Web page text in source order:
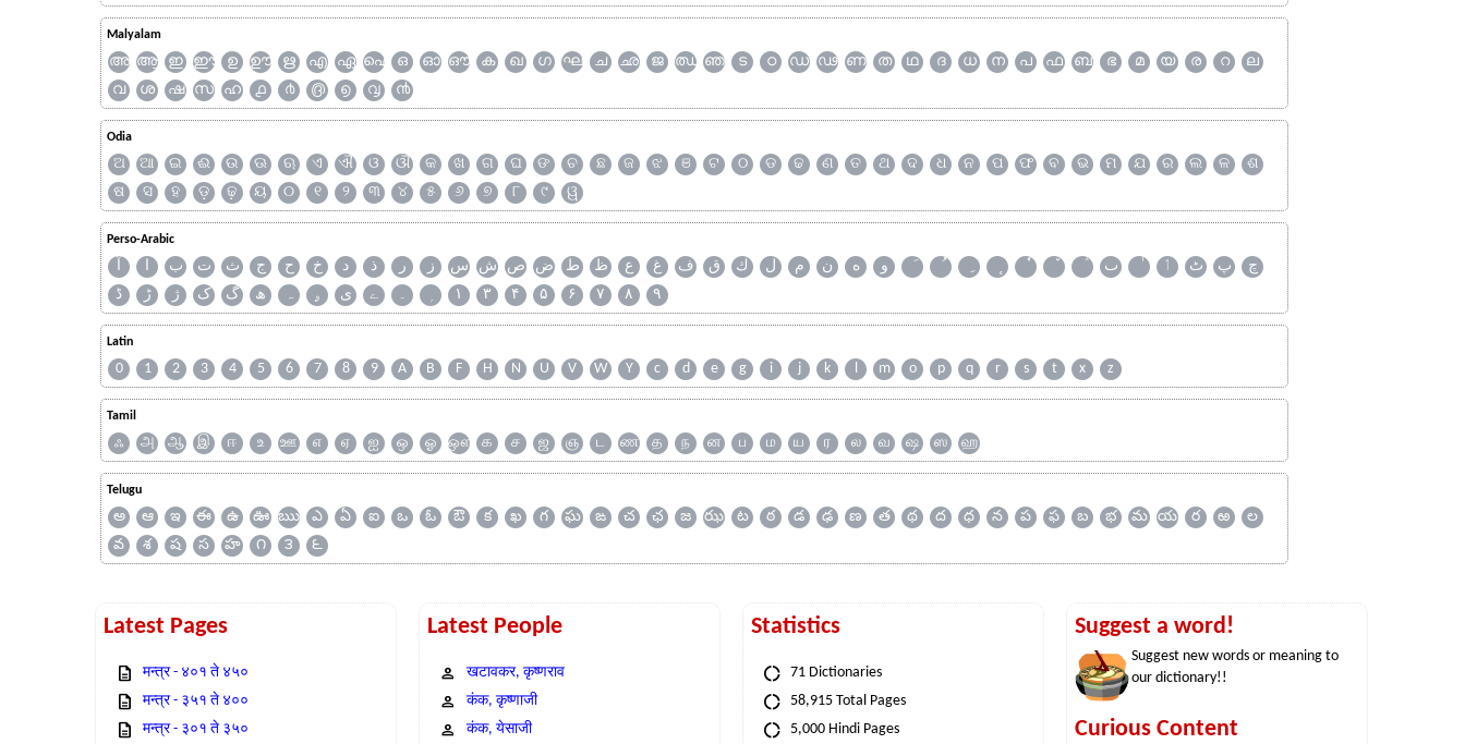
Malyalam
അ ആ ഇ ഈ ഉ ഊ ഋ എ ഏ ഐ ഒ ഓ ഔ ക ഖ ഗ ഘ ച ഛ ജ ഝ ഞ ട ഠ ഡ ഢ ണ ത ഥ ദ ധ ന പ ഫ ബ ഭ മ യ ര റ
ല
വ
ശ ഷ സ ഹ ൧ ൪ ൫ ൭ ൮ ൯
Odia
ଅ ଆ ଇ ଈ ଉ ଊ ଋ ଏ ଐ ଓ ଔ କ ଖ ଗ ଘ ଙ ଚ ଛ ଜ ଝ ଞ ଟ ଠ ଡ ଢ ଣ ତ ଥ ଦ ଧ ନ ପ ଫ ବ ଭ ମ ଯ ର ଲ ଳ
ଶ
ଷ
ସ ହ ଡ଼ ଢ଼ ୟ ୦ ୧ ୨ ୩ ୪ ୫ ୬ ୭ ୮ ୯ ୱ
Perso-Arabic
آ ا ب ت ث ج ح خ د ذ ر ز س ش ص ض ط ظ ع غ ف ق ك ل م ن ه و ٮ ٲ ٹ پ
چ
ڈ
ڑ ژ ک گ ھ ہ ۄ ی ے ۔ ۱ ۳ ۴ ۵ ۶ ۷ ۸ ۹
Latin
0 1 2 3 4 5 6 7 8 9 A B F H N U V W Y c d e g i j k l m o p q r s t x z
Tamil
ஃ அ ஆ இ ஈ உ ஊ எ ஏ ஐ ஒ ஓ ஔ க ச ஜ ஞ ட ண த ந ன ப ம ய ர ல வ ஷ ஸ ஹ
Telugu
అ ఆ ఇ ఈ ఉ ఊ ఋ ఎ ఏ ఐ ఒ ఓ ఔ క ఖ గ ఘ ఙ చ ఛ జ ఝ ట ఠ డ ఢ ణ త థ ద ధ న ప ఫ బ భ మ య ర ఱ
ల
వ
శ ష స హ ౧ ౩ ౬
Latest Pages
मन्त्र - ४०१ ते ४५०
मन्त्र - ३५१ ते ४००
मन्त्र - ३०१ ते ३५०
Latest People
खटावकर, कृष्णराव
कंक, कृष्णाजी
कंक, येसाजी
Statistics
71 Dictionaries
58,915 Total Pages
5,000 Hindi Pages
Suggest a word!
Suggest new words or meaning to
our dictionary!!
Curious Content